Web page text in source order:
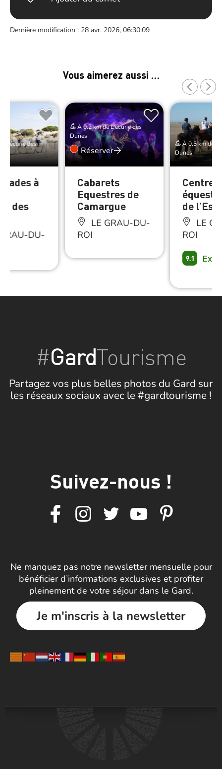
Dernière modification : 28 avr. 2026, 06:30:09
Vous aimerez aussi …
L’écurie des
à
des
DU-
À 0.2 km de L’écurie des
Dunes
Réserver
Cabarets
Equestres de
Camargue
LE GRAU-DU-
ROI
À 0.3 km de
Dunes
Centre
de
LE
ROI
9.1
#GardTourisme
Partagez vos plus belles photos du Gard sur
les réseaux sociaux avec le #gardtourisme !
Suivez-nous !
Ne manquez pas notre newsletter mensuelle pour
bénéficier d’informations exclusives et profiter
pleinement de votre séjour dans le Gard.
Je m'inscris à la newsletter